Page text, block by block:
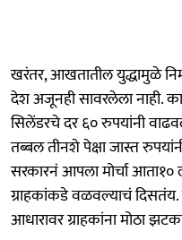
खरंतर, आखतातील युद्धामुळे
देश अजूनही सावरलेला नाही.
सिलेंडरचे दर ६० रुपयांनी
तब्बल तीनशे पेक्षा जास्त
सरकारनं आपला मोर्चा आता१०
ग्राहकांकडे वळवल्याचं दिसतंय.
आधारावर ग्राहकांना मोठा